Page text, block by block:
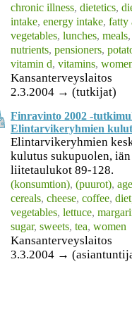
chronic illness, dietetics,
intake, energy intake, fatty
vegetables, lunches, meals
nutrients, pensioners,
vitamin d, vitamins,
Kansanterveyslaitos
2.3.2004 → (tutkijat)
Finravinto 2002 -
Elintarvikeryhmien
Elintarvikeryhmien
kulutus sukupuolen,
liitetaulukot 89-128.
(konsumtion), (puurot), age
cereals, cheese, coffee,
vegetables, lettuce,
sugar, sweets, tea, women
Kansanterveyslaitos
3.3.2004 →